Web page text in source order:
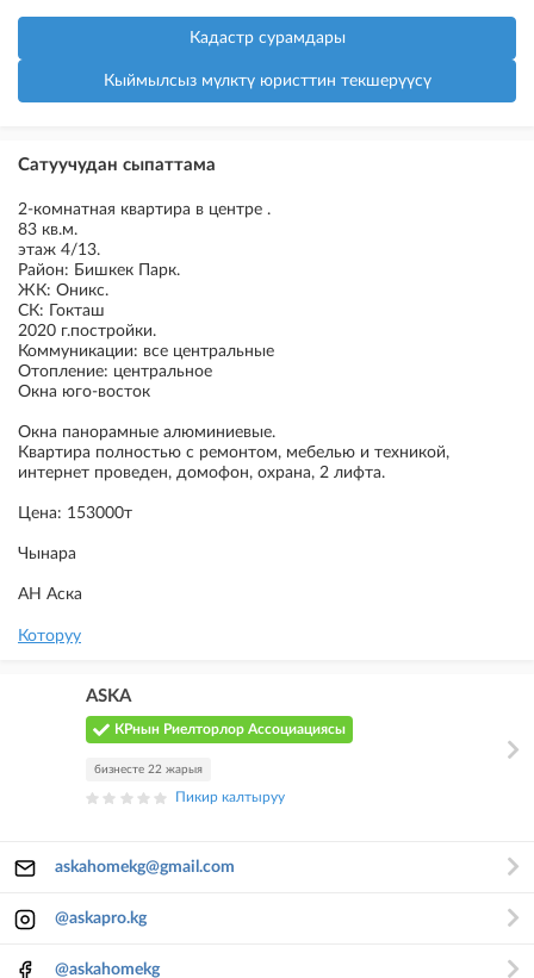
Кадастр сурамдары
Кыймылсыз мүлктү юристтин текшерүүсү
Сатуучудан сыпаттама
2-комнатная квартира в центре .
83 кв.м.
этаж 4/13.
Район: Бишкек Парк.
ЖК: Оникс.
СК: Гокташ
2020 г.постройки.
Коммуникации: все центральные
Отопление: центральное
Окна юго-восток
Окна панорамные алюминиевые.
Квартира полностью с ремонтом, мебелью и техникой,
интернет проведен, домофон, охрана, 2 лифта.
Цена: 153000т
Чынара
АН Аска
Которуу
ASKA
КРнын Риелторлор Ассоциациясы
бизнесте 22 жарыя
Пикир калтыруу
askahomekg@gmail.com
@askapro.kg
@askahomekg